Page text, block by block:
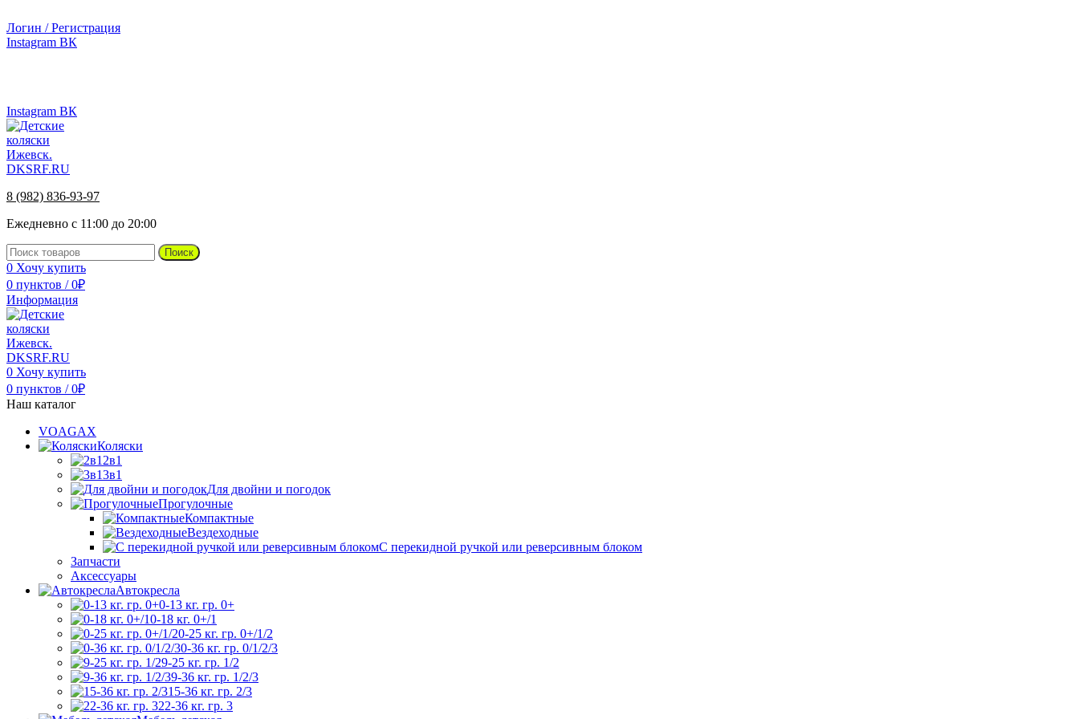
Логин / Регистрация
Instagram ВК
Instagram ВК
8 (982) 836-93-97
Ежедневно с 11:00 до 20:00
Поиск
0 Хочу купить
0 пунктов / 0₽
Информация
0 Хочу купить
0 пунктов / 0₽
Наш каталог
VOAGAX
Коляски
2в1
3в1
Для двойни и погодок
Прогулочные
Компактные
Вездеходные
С перекидной ручкой или реверсивным блоком
Запчасти
Аксессуары
Автокресла
0-13 кг. гр. 0+
0-18 кг. 0+/1
0-25 кг. гр. 0+/1/2
0-36 кг. гр. 0/1/2/3
9-25 кг. гр. 1/2
9-36 кг. гр. 1/2/3
15-36 кг. гр. 2/3
22-36 кг. гр. 3